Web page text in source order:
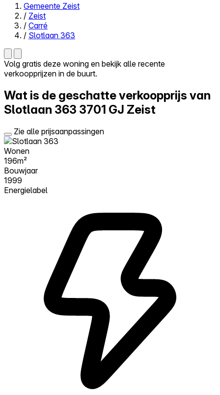
Close menu
Zelf kopen
Reviews
Prijzen
Probeer Walter gratis
Gemeente Zeist
/ Zeist
/ Carré
/ Slotlaan 363
Volg gratis deze woning en bekijk alle recente
verkoopprijzen in de buurt.
Wat is de geschatte verkoopprijs van
Slotlaan 363 3701 GJ Zeist
Zie alle prijsaanpassingen
Wonen
196m²
Bouwjaar
1999
Energielabel